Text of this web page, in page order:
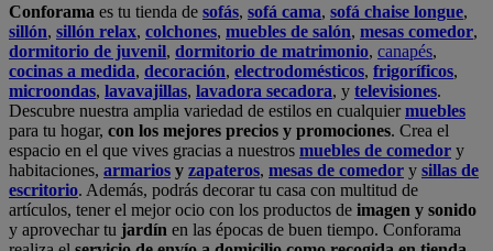
Conforama es tu tienda de sofás, sofá cama, sofá chaise longue,
sillón, sillón relax, colchones, muebles de salón, mesas comedor,
dormitorio de juvenil, dormitorio de matrimonio, canapés,
cocinas a medida, decoración, electrodomésticos, frigoríficos,
microondas, lavavajillas, lavadora secadora, y televisiones.
Descubre nuestra amplia variedad de estilos en cualquiermuebles
para tu hogar, con los mejores precios y promociones. Crea el
espacio en el que vives gracias a nuestros muebles de comedor y
habitaciones, armarios y zapateros, mesas de comedor y sillas de
escritorio. Además, podrás decorar tu casa con multitud de
artículos, tener el mejor ocio con los productos de imagen y sonido
y aprovechar tu jardín en las épocas de buen tiempo. Conforama